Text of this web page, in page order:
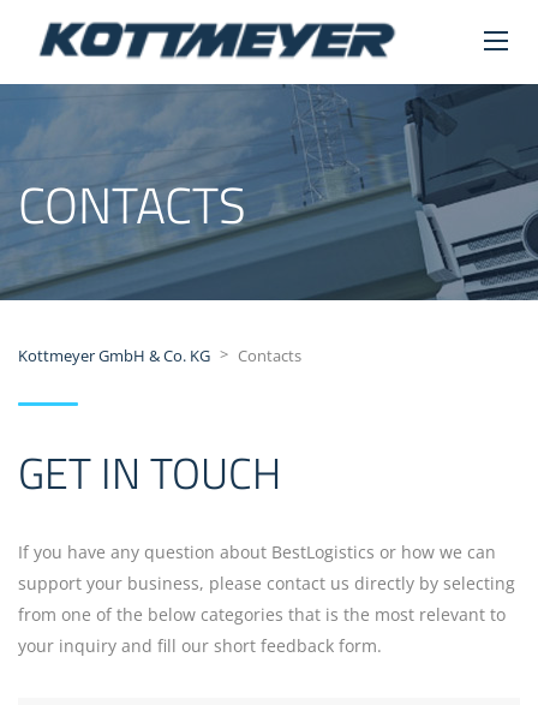
CONTACTS
Kottmeyer GmbH & Co. KG > Contacts
GET IN TOUCH
If you have any question about BestLogistics or how we can
support your business, please contact us directly by selecting
from one of the below categories that is the most relevant to
your inquiry and fill our short feedback form.